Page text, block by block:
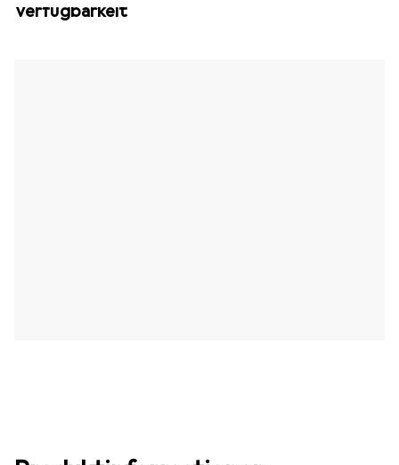
Verfügbarkeit